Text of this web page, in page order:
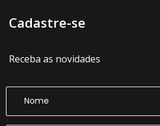
Cadastre-se
Receba as novidades